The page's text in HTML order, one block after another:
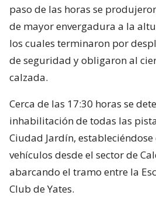
paso de las horas se
de mayor envergadura a la
los cuales terminaron por
de seguridad y obligaron al
calzada.
Cerca de las 17:30 horas se
inhabilitación de todas las
Ciudad Jardín,
vehículos desde el sector de
abarcando el tramo entre la
Club de Yates.